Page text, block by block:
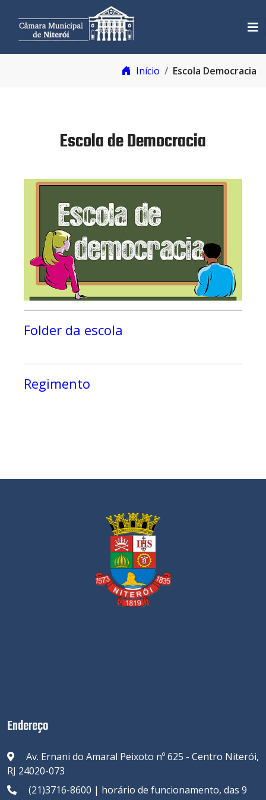
Início Escola Democracia
Escola de Democracia
Folder da escola
Regimento
Endereço
Av. Ernani do Amaral Peixoto nº 625 - Centro Niterói,
RJ 24020-073
(21)3716-8600 | horário de funcionamento, das 9